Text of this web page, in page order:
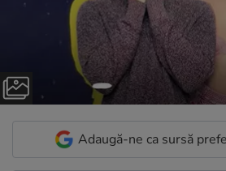
Adaugă-ne ca sursă